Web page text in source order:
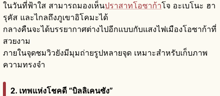
ในวันที่ฟ้าใส สามารถมองเห็นปราสาทโอซาก้าโจ อะเบโนะ ฮา
รุคัส และไกลถึงภูเขาอิโคมะได้
กลางคืนจะได้บรรยากาศต่างไปอีกแบบกับแสงไฟเมืองโอซาก้าที่
สวยงาม
ภายในจุดชมวิวยังมีมุมถ่ายรูปหลายจุด เหมาะสำหรับเก็บภาพ
ความทรงจำ
2. เทพแห่งโชคดี “บิลลิเคนซัง”